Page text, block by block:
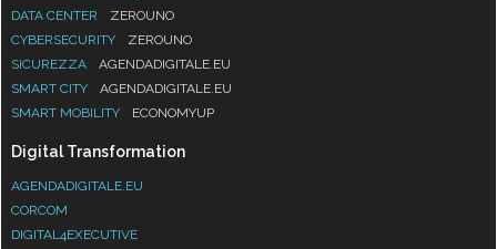
DATA CENTER
ZEROUNO
CYBERSECURITY
ZEROUNO
SICUREZZA
AGENDADIGITALE.EU
SMART CITY
AGENDADIGITALE.EU
SMART MOBILITY
ECONOMYUP
Digital Transformation
AGENDADIGITALE.EU
CORCOM
DIGITAL4EXECUTIVE